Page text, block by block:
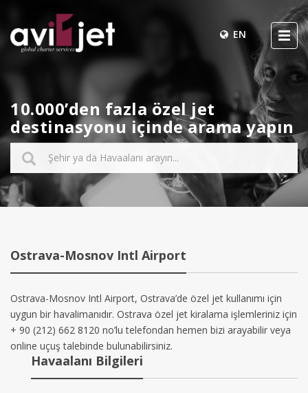
EN
10.000’den fazla özel jet
destinasyonu içinde arama yapın
Ostrava-Mosnov Intl Airport
Ostrava-Mosnov Intl Airport, Ostrava’de özel jet kullanımı için
uygun bir havalimanıdır. Ostrava özel jet kiralama işlemleriniz için
+ 90 (212) 662 8120 no’lu telefondan hemen bizi arayabilir veya
online uçuş talebinde bulunabilirsiniz.
Havaalanı Bilgileri